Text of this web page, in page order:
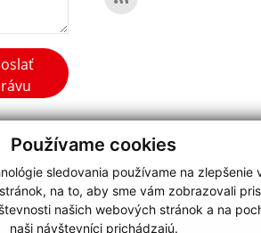
Používame cookies
sledovania používame na zlepšenie
na to, aby sme vám zobrazovali
našich webových stránok a na
naši návštevníci prichádzajú.
webdesign|